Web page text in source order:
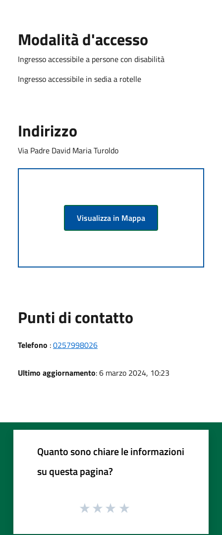
Modalità d'accesso
Ingresso accessibile a persone con disabilità
Ingresso accessibile in sedia a rotelle
Indirizzo
Via Padre David Maria Turoldo
Visualizza in Mappa
Punti di contatto
Telefono :0257998026
Ultimo aggiornamento: 6 marzo 2024, 10:23
Quanto sono chiare le informazioni
su questa pagina?